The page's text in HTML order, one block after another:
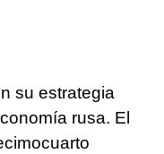
su estrategia
rusa. El